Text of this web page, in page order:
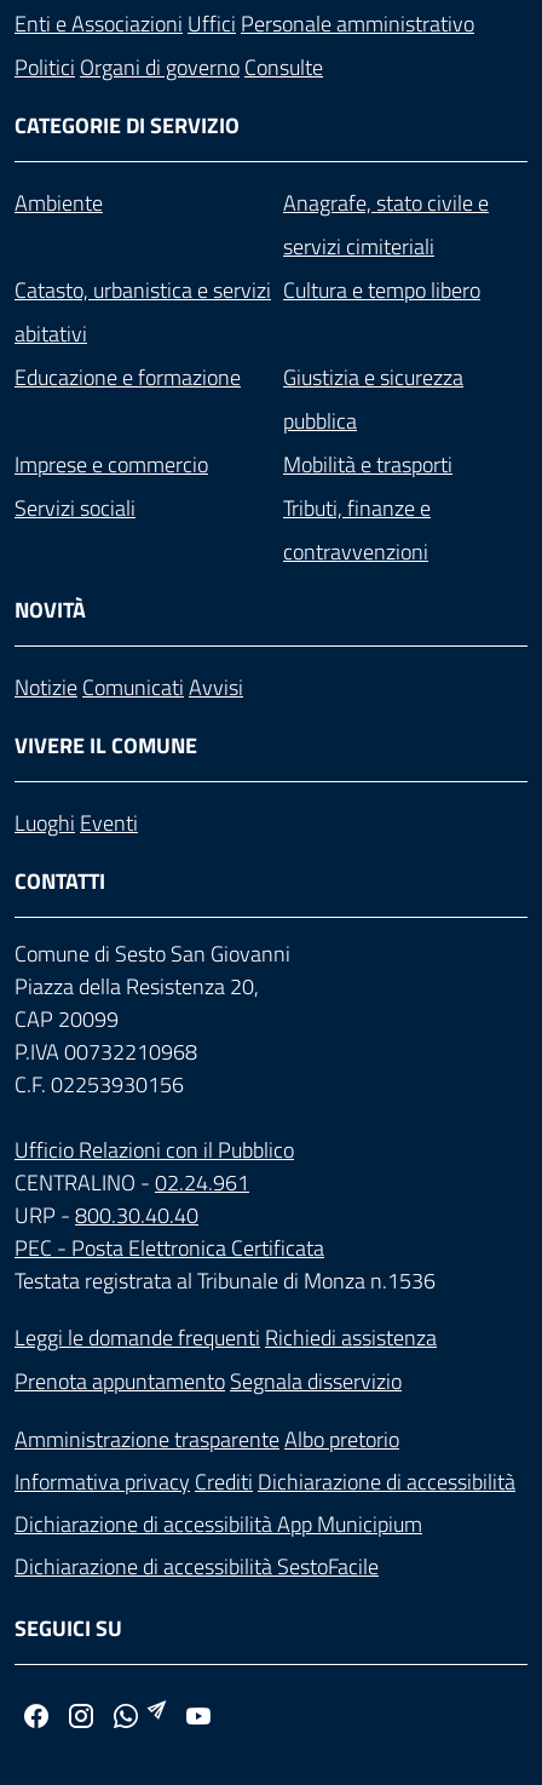
Enti e Associazioni Uffici Personale amministrativo
Politici Organi di governoConsulte
CATEGORIE DI SERVIZIO
Ambiente
Anagrafe, stato civile e
servizi cimiteriali
Catasto, urbanistica e servizi
abitativi
Cultura e tempo libero
Educazione e formazione
Giustizia e sicurezza
pubblica
Imprese e commercio
Mobilità e trasporti
Servizi sociali
Tributi, finanze e
contravvenzioni
NOVITÀ
NotizieComunicatiAvvisi
VIVERE IL COMUNE
Luoghi Eventi
CONTATTI
Comune di Sesto San Giovanni
Piazza della Resistenza 20,
CAP 20099
P.IVA 00732210968
C.F. 02253930156
Ufficio Relazioni con il Pubblico
CENTRALINO -02.24.961
URP -800.30.40.40
PEC - Posta Elettronica Certificata
Testata registrata al Tribunale di Monza n.1536
Leggi le domande frequenti Richiedi assistenza
Prenota appuntamentoSegnala disservizio
Amministrazione trasparenteAlbo pretorio
Informativa privacy Crediti Dichiarazione di accessibilità
Dichiarazione di accessibilità App Municipium
Dichiarazione di accessibilità SestoFacile
SEGUICI SU